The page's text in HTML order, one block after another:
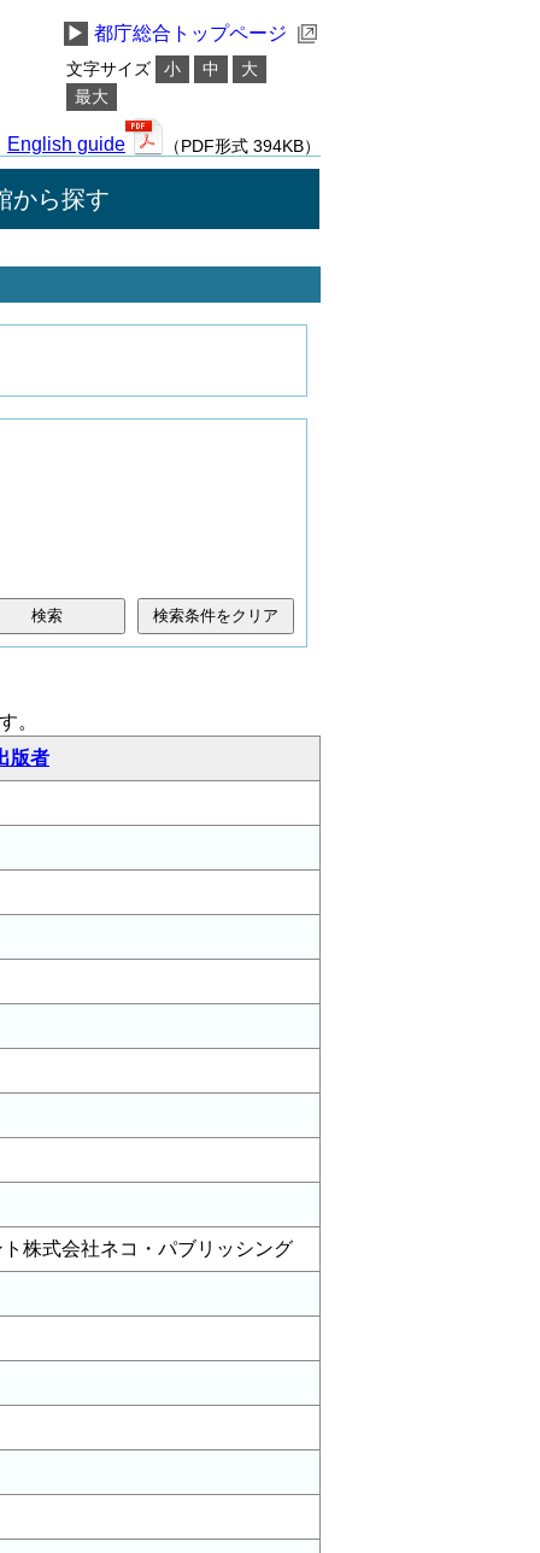
▶ 都庁総合トップページ
文字サイズ 小 中
大
最大
English guide （PDF形式 394KB）
から探す
検索条件をクリア
。
版者
株式会社ネコ・パブリッシング